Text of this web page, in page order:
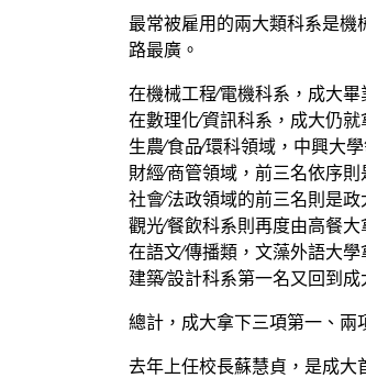
最常被雇用的兩大類科系是機
路最廣。
在機械工程∕電機科系，成大
在數理化∕資訊科系，成大仍
生農∕食品∕環科領域，中興大
財經∕商管領域，前三名依序
社會∕法政領域的前三名則是
觀光∕餐飲科系則再度由高餐
在語文∕傳播類，文藻外語大
建築∕設計科系第一名又回到
總計，成大拿下三項第一、兩
去年上任校長蘇慧貞，是成大